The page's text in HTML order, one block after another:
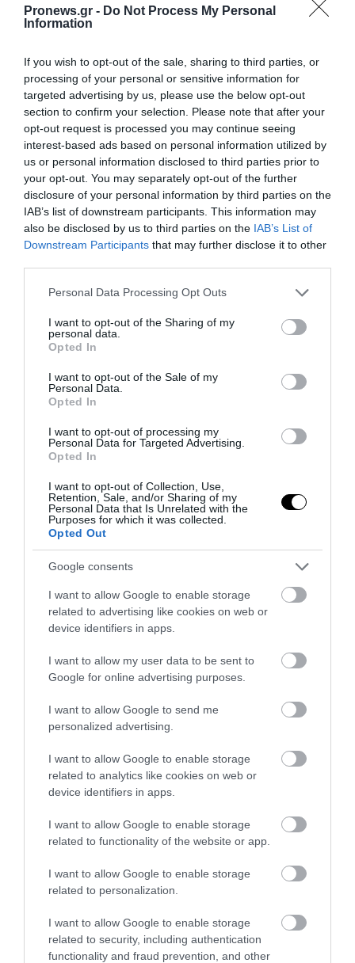
Pronews.gr - Do Not Process My Personal
Information
If you wish to opt-out of the sale, sharing to third parties, or
processing of your personal or sensitive information for
targeted advertising by us, please use the below opt-out
section to confirm your selection. Please note that after your
opt-out request is processed you may continue seeing
interest-based ads based on personal information utilized by
us or personal information disclosed to third parties prior to
your opt-out. You may separately opt-out of the further
disclosure of your personal information by third parties on the
IAB’s list of downstream participants. This information may
also be disclosed by us to third parties on the IAB’s List of
Downstream Participants that may further disclose it to other
Please note that this website/app uses one or more Google
not limited to your visit or usage behaviour. You may click to
grant or deny consent to Google and its third-party tags to
use your data for below specified purposes in below Google
consent section.
Personal Data Processing Opt Outs
I want to opt-out of the Sharing of my
personal data.
Opted In
I want to opt-out of the Sale of my
Personal Data.
Opted In
I want to opt-out of processing my
Personal Data for Targeted Advertising.
Opted In
I want to opt-out of Collection, Use,
Retention, Sale, and/or Sharing of my
Personal Data that Is Unrelated with the
Purposes for which it was collected.
Opted Out
Google consents
I want to allow Google to enable storage
related to advertising like cookies on web or
device identifiers in apps.
I want to allow my user data to be sent to
Google for online advertising purposes.
I want to allow Google to send me
personalized advertising.
I want to allow Google to enable storage
related to analytics like cookies on web or
device identifiers in apps.
I want to allow Google to enable storage
related to functionality of the website or app.
I want to allow Google to enable storage
related to personalization.
I want to allow Google to enable storage
related to security, including authentication
functionality and fraud prevention, and other
Συμμαχία για τη Ρήξη Σοφία Σακοράφα,
ενώ στο τέλος παρουσιάστηκε και το
ψηφοδέλτιο του κόμματος για την
Περιφερειακή Ενότητα Τρικάλων.
ΕΙΔΗΣΕΙΣ ΣΗΜΕΡΑ
«Ελπίδα για Δημοκρατία» σε ΜΜΕ:
«Στόχος είναι το Κίνημα της
Μ.Καρυστιανού και όχι το διεφθαρμένο
σύστημα εξουσίας»
Μπάκιγχαμ: Οι παράξενοι κανόνες που
ισχύουν πίσω από τις κλειστές πόρτες
του παλατιού
Ουκρανία: Αποκαλύφθηκε ο αριθμός
των ξένων εθελοντών που πολεμούν για
Google News και μάθετε πρώτοι όλες
τις ειδήσεις
TAGS: ΓΙΑΝΗΣ ΒΑΡΟΥΦΑΚΗΣ ΕΚΛΟΓΕΣ 2023
ΜΕΡΑ25
Δείτε μας ζωντανά στοYouTube
Twitch,X,Telegram